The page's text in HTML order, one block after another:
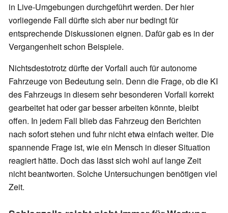
in Live-Umgebungen durchgeführt werden. Der hier
vorliegende Fall dürfte sich aber nur bedingt für
entsprechende Diskussionen eignen. Dafür gab es in der
Vergangenheit schon Beispiele.
Nichtsdestotrotz dürfte der Vorfall auch für autonome
Fahrzeuge von Bedeutung sein. Denn die Frage, ob die KI
des Fahrzeugs in diesem sehr besonderen Vorfall korrekt
gearbeitet hat oder gar besser arbeiten könnte, bleibt
offen. In jedem Fall blieb das Fahrzeug den Berichten
nach sofort stehen und fuhr nicht etwa einfach weiter. Die
spannende Frage ist, wie ein Mensch in dieser Situation
reagiert hätte. Doch das lässt sich wohl auf lange Zeit
nicht beantworten. Solche Untersuchungen benötigen viel
Zeit.